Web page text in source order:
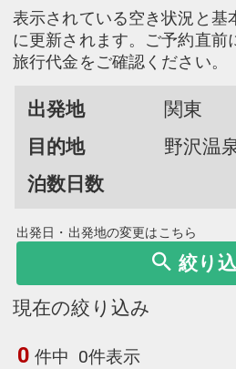
表示されている空き状況と基
に更新されます。ご予約直前
旅行代金をご確認ください。
出発地
関東
目的地
野沢温
泊数日数
出発日・出発地の変更はこちら
絞り
現在の絞り込み
0 件中 0件表示